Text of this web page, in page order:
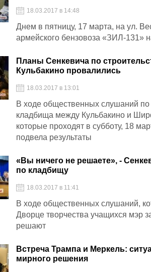
18.03.2017 в 14:48
Днем в пятницу, 17 марта, на ул.
армейского бензовоза «ЗИЛ-131»
Планы Сенкевича по
Кульбакино провалились
18.03.2017 в 13:01
В ходе общественных слушаний по
кладбища между Кульбакино и
которые проходят в субботу, 18
подвела результаты
«Вы ничего не решаете», -
по кладбищу
18.03.2017 в 11:41
В ходе общественных слушаний,
Дворце творчества учащихся мэр
решают
Встреча Трампа и Меркель:
мирного решения